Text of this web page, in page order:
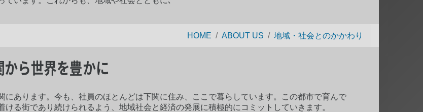
HOME ABOUT US 地域・社会とのかかわり
ら世界を豊かに
あります。今も、社員のほとんどは下関に住み、ここで暮らしています。この都市で育んで
る街であり続けられるよう、地域社会と経済の発展に積極的にコミットしていきます。